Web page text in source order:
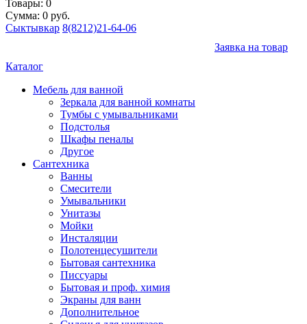
Товары: 0
Сумма: 0 руб.
Сыктывкар 8(8212)21-64-06
Заявка на товар
Каталог
Мебель для ванной
Зеркала для ванной комнаты
Тумбы с умывальниками
Подстолья
Шкафы пеналы
Другое
Сантехника
Ванны
Смесители
Умывальники
Унитазы
Мойки
Инсталяции
Полотенцесушители
Бытовая сантехника
Писсуары
Бытовая и проф. химия
Экраны для ванн
Дополнительное